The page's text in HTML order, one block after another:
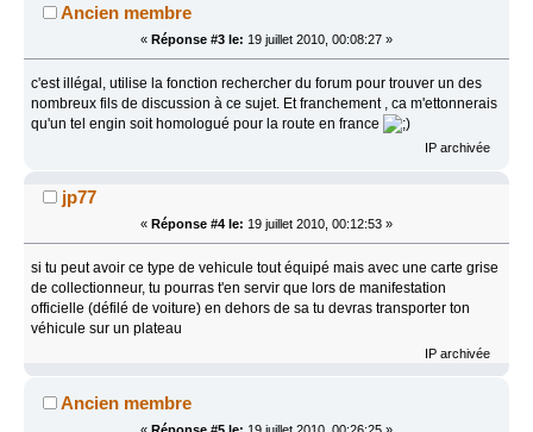
Ancien membre
« Réponse #3 le: 19 juillet 2010, 00:08:27 »
c'est illégal, utilise la fonction rechercher du forum pour trouver un des
nombreux fils de discussion à ce sujet. Et franchement , ca m'ettonnerais
qu'un tel engin soit homologué pour la route en france
IP archivée
jp77
« Réponse #4 le: 19 juillet 2010, 00:12:53 »
si tu peut avoir ce type de vehicule tout équipé mais avec une carte grise
de collectionneur, tu pourras t'en servir que lors de manifestation
officielle (défilé de voiture) en dehors de sa tu devras transporter ton
véhicule sur un plateau
IP archivée
Ancien membre
« Réponse #5 le: 19 juillet 2010, 00:26:25 »